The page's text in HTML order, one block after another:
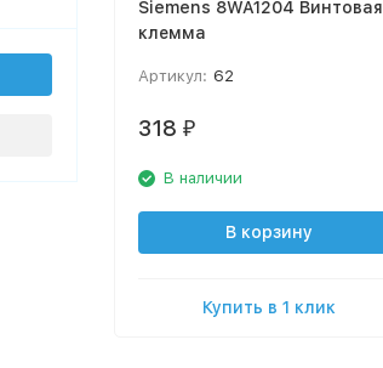
Siemens 8WA1204 Винтовая
клемма
Артикул: 62
318 ₽
В наличии
В корзину
Купить в 1 клик